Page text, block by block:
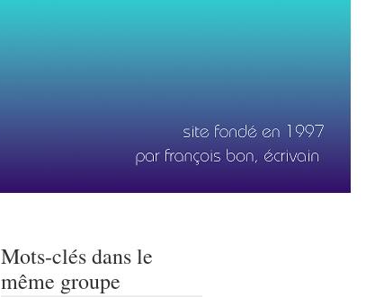
Mots-clés dans le
même groupe